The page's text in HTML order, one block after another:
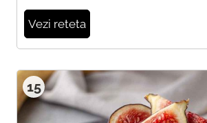
Vezi reteta
15